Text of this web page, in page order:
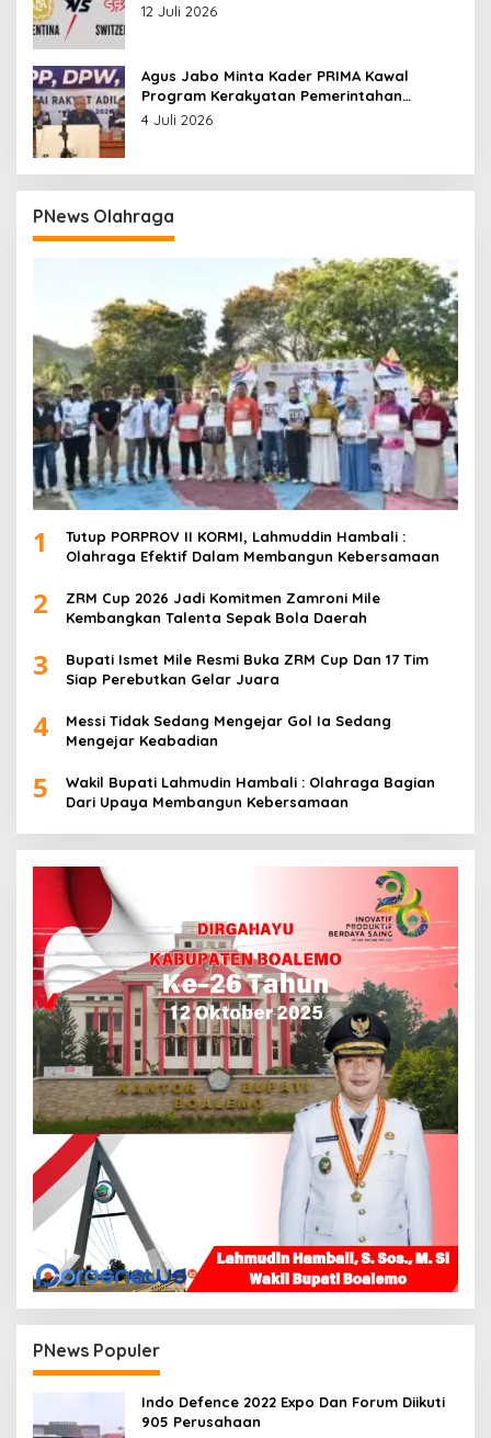
12 Juli 2026
Agus Jabo Minta Kader PRIMA Kawal
Program Kerakyatan Pemerintahan
Prabowo
4 Juli 2026
PNews Olahraga
1
Tutup PORPROV II KORMI, Lahmuddin Hambali :
Olahraga Efektif Dalam Membangun Kebersamaan
2
ZRM Cup 2026 Jadi Komitmen Zamroni Mile
Kembangkan Talenta Sepak Bola Daerah
3
Bupati Ismet Mile Resmi Buka ZRM Cup Dan 17 Tim
Siap Perebutkan Gelar Juara
4
Messi Tidak Sedang Mengejar Gol Ia Sedang
Mengejar Keabadian
5
Wakil Bupati Lahmudin Hambali : Olahraga Bagian
Dari Upaya Membangun Kebersamaan
PNews Populer
Indo Defence 2022 Expo Dan Forum Diikuti
905 Perusahaan